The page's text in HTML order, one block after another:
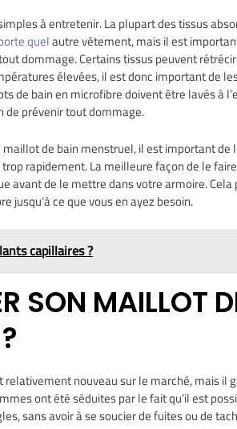
à entretenir. La plupart des tissus
quelautre vêtement, mais il est
dommage. Certains tissus peuvent
élevées, il est donc important de
de bain en microfibre doivent être lavés à
de prévenir tout dommage.
de bain menstruel, il est important de
rapidement. La meilleure façon de le
avant de le mettre dans votre armoire.
jusqu’à ce que vous en ayez besoin.
capillaires ?
SON MAILLOT
nouveau sur le marché, mais il
ont été séduites par le fait qu’il est
sans avoir à se soucier de fuites ou de